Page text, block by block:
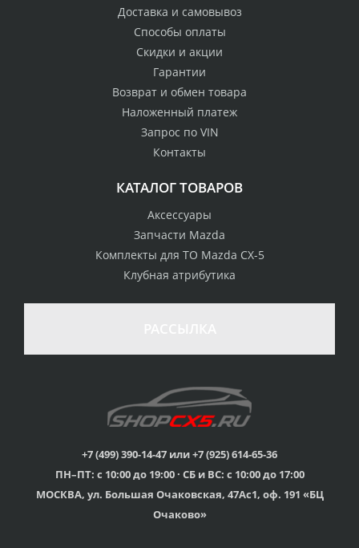
Доставка и самовывоз
Способы оплаты
Скидки и акции
Гарантии
Возврат и обмен товара
Наложенный платеж
Запрос по VIN
Контакты
КАТАЛОГ ТОВАРОВ
Аксессуары
Запчасти Mazda
Комплекты для ТО Mazda CX-5
Клубная атрибутика
+7 (499) 390-14-47 или +7 (925) 614-65-36
ПН–ПТ: с 10:00 до 19:00 · СБ и ВС: с 10:00 до 17:00
МОСКВА, ул. Большая Очаковская, 47Ас1, оф. 191 «БЦ
Очаково»